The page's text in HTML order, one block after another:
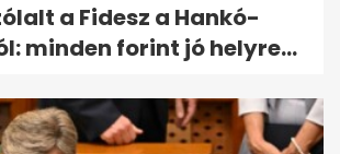
a Fidesz a Hankó-
minden forint jó helyre...